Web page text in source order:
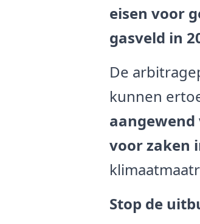
eisen voor
gasveld in
De
kunnen
voor zaken
Stop de